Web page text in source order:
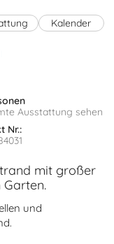
Kalender
Ausstattung sehen
Nr.:
mit großer
und